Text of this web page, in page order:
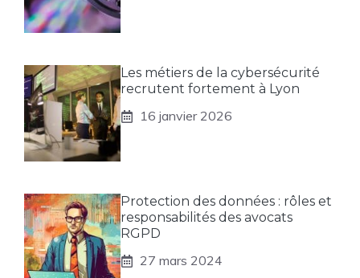
Les métiers de la cybersécurité
recrutent fortement à Lyon
16 janvier 2026
Protection des données : rôles et
responsabilités des avocats
RGPD
27 mars 2024